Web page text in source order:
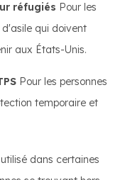
réfugiés Pour les
qui doivent
aux États-Unis.
Pour les personnes
temporaire et
dans certaines